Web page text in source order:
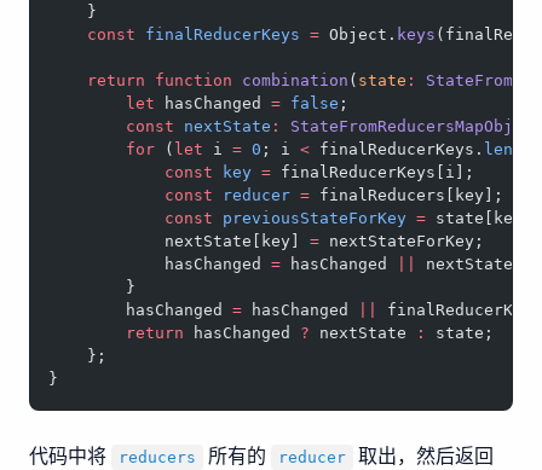
    }
    const
finalReducerKeys = Object. keys
    return
function combination ( state :
        let
hasChanged = false ;
        const
nextState :
StateFromReducersMapObject
        for
( let i = 0 ; i < finalReducerKeys. length
            const
key = finalReducerKeys[i];
            const
reducer = finalReducers[key];
            const
previousStateForKey = state[key];
            nextState[key]
= nextStateForKey;
            hasChanged
= hasChanged
        }
        hasChanged
= hasChanged
        return
hasChanged ? nextState :
state;
    };
}
代码中将 reducers 所有的 reducer 取出，然后返回